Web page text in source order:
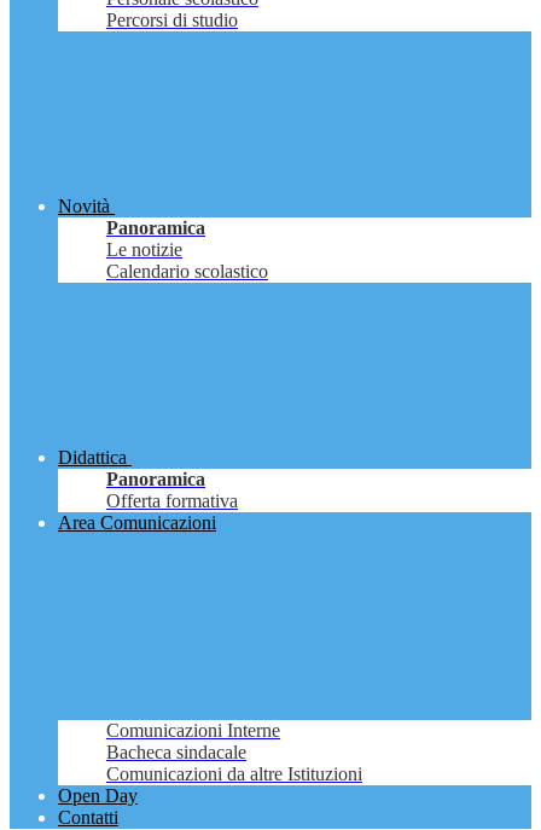
Percorsi di studio
Novità
Panoramica
Le notizie
Calendario scolastico
Didattica
Panoramica
Offerta formativa
Area Comunicazioni
Comunicazioni Interne
Bacheca sindacale
Comunicazioni da altre Istituzioni
Open Day
Contatti